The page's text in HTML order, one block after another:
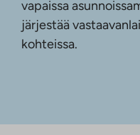
vapaissa
järjestää
kohteissa.